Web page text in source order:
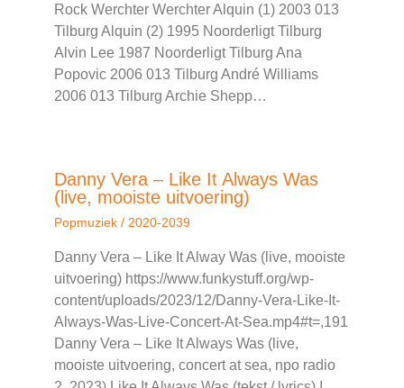
Rock Werchter Werchter Alquin (1) 2003 013
Tilburg Alquin (2) 1995 Noorderligt Tilburg
Alvin Lee 1987 Noorderligt Tilburg Ana
Popovic 2006 013 Tilburg André Williams
2006 013 Tilburg Archie Shepp…
Danny Vera – Like It Always Was
(live, mooiste uitvoering)
Popmuziek / 2020-2039
Danny Vera – Like It Alway Was (live, mooiste
uitvoering) https://www.funkystuff.org/wp-
content/uploads/2023/12/Danny-Vera-Like-It-
Always-Was-Live-Concert-At-Sea.mp4#t=,191
Danny Vera – Like It Always Was (live,
mooiste uitvoering, concert at sea, npo radio